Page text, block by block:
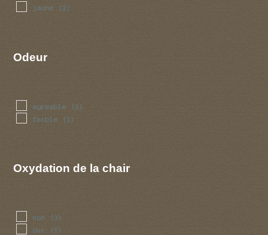
jaune (2)
Odeur
agreable (2)
faible (1)
Oxydation de la chair
non (3)
oui (1)